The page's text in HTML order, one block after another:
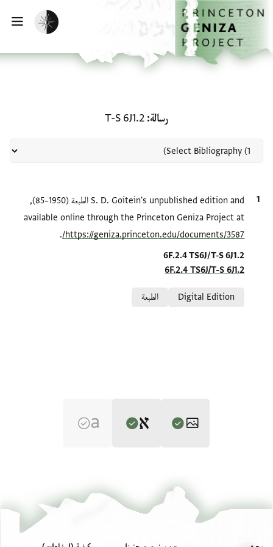
إلى المحتوى الرئيسي
الرئيسية
تفعيل الوضع المظلم
رسالة T-S 6J1.2
الاقتباس المرجعي
S. D. Goitein's unpublished edition and الطبعة (1950–85),
available online through the Princeton Geniza Project at
https://geniza.princeton.edu/documents/3587/
.
Location in source
6F.2.4 TS6J/T-S 6J1.2
6F.2.4 TS6J/T-S 6J1.2
Digital Edition
الطبعة
S. D. Goitein's unpublished edition (1950–85).
T-S 6J1.2 1r تكبير و تدوير
verso